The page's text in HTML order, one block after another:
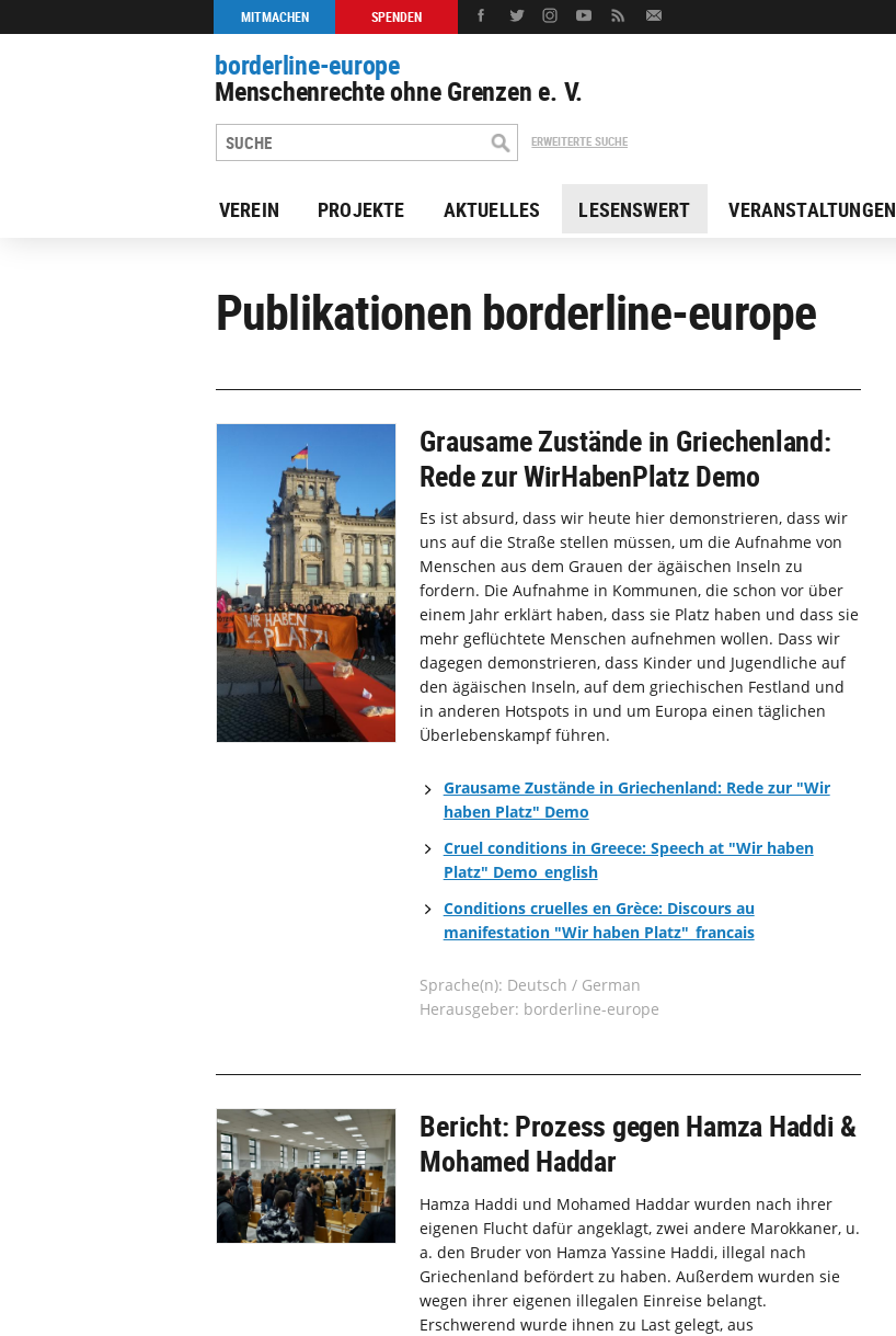
MITMACHEN SPENDEN
borderline-europe
Menschenrechte ohne Grenzen e. V.
ERWEITERTE SUCHE
VEREIN PROJEKTE AKTUELLES LESENSWERT VERANSTALTUNGEN
Publikationen borderline-europe
Grausame Zustände in Griechenland:
Rede zur WirHabenPlatz Demo
Es ist absurd, dass wir heute hier demonstrieren, dass wir
uns auf die Straße stellen müssen, um die Aufnahme von
Menschen aus dem Grauen der ägäischen Inseln zu
fordern. Die Aufnahme in Kommunen, die schon vor über
einem Jahr erklärt haben, dass sie Platz haben und dass sie
mehr geflüchtete Menschen aufnehmen wollen. Dass wir
dagegen demonstrieren, dass Kinder und Jugendliche auf
den ägäischen Inseln, auf dem griechischen Festland und
in anderen Hotspots in und um Europa einen täglichen
Überlebenskampf führen.
Grausame Zustände in Griechenland: Rede zur "Wir
haben Platz" Demo
Cruel conditions in Greece: Speech at "Wir haben
Platz" Demo_english
Conditions cruelles en Grèce: Discours au
manifestation "Wir haben Platz"_francais
Sprache(n): Deutsch / German
Herausgeber: borderline-europe
Bericht: Prozess gegen Hamza Haddi &
Mohamed Haddar
Hamza Haddi und Mohamed Haddar wurden nach ihrer
eigenen Flucht dafür angeklagt, zwei andere Marokkaner, u.
a. den Bruder von Hamza Yassine Haddi, illegal nach
Griechenland befördert zu haben. Außerdem wurden sie
wegen ihrer eigenen illegalen Einreise belangt.
Erschwerend wurde ihnen zu Last gelegt, aus